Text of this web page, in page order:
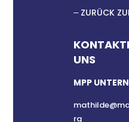
ZURÜCK
UNS
MPP
rg